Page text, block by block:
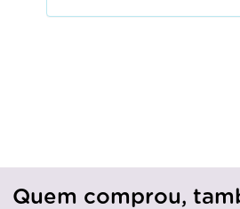
Quem comprou,